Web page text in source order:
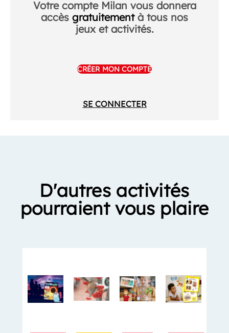
Votre compte Milan vous donnera
accès gratuitementà tous nos
jeux et activités.
CRÉER MON COMPTE
SE CONNECTER
D'autres activités
pourraient vous plaire